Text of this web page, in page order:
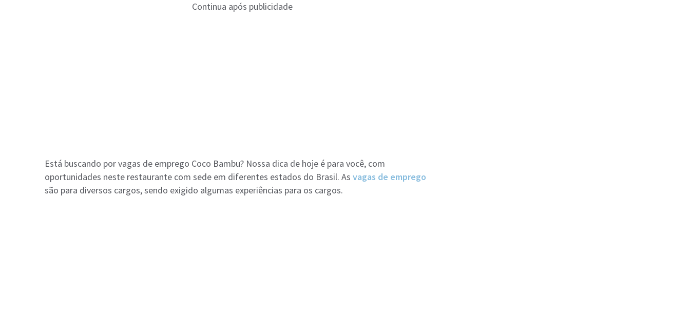
Continua após publicidade
Está buscando por vagas de emprego Coco Bambu? Nossa dica de hoje é para você, com
oportunidades neste restaurante com sede em diferentes estados do Brasil. As vagas de emprego
são para diversos cargos, sendo exigido algumas experiências para os cargos.